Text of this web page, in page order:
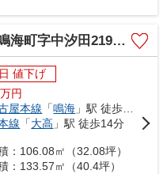
【仲介手数料無料】新築一戸建て 1号棟
値下げ
万円
屋本線 「鳴海 」駅 徒歩12分
線 「大高 」駅 徒歩14分
：106.08㎡（32.08坪）
：133.57㎡（40.4坪）